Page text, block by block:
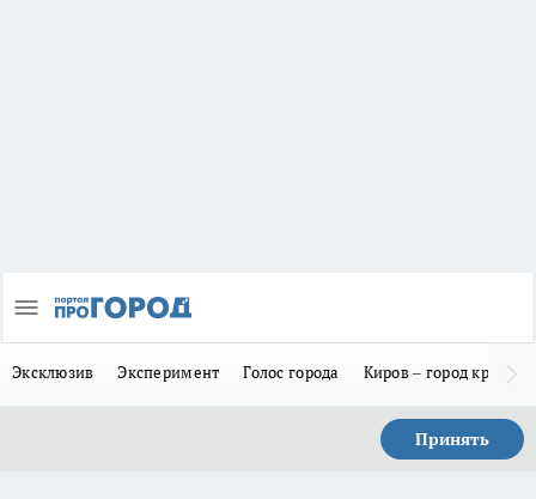
Эксклюзив Эксперимент Голос города Киров – город
Принять